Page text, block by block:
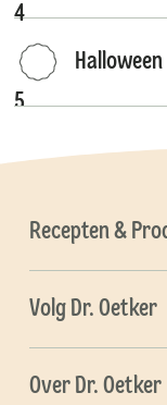
4
5
Recepten &
Volg Dr. Oetker
Over Dr. Oetker